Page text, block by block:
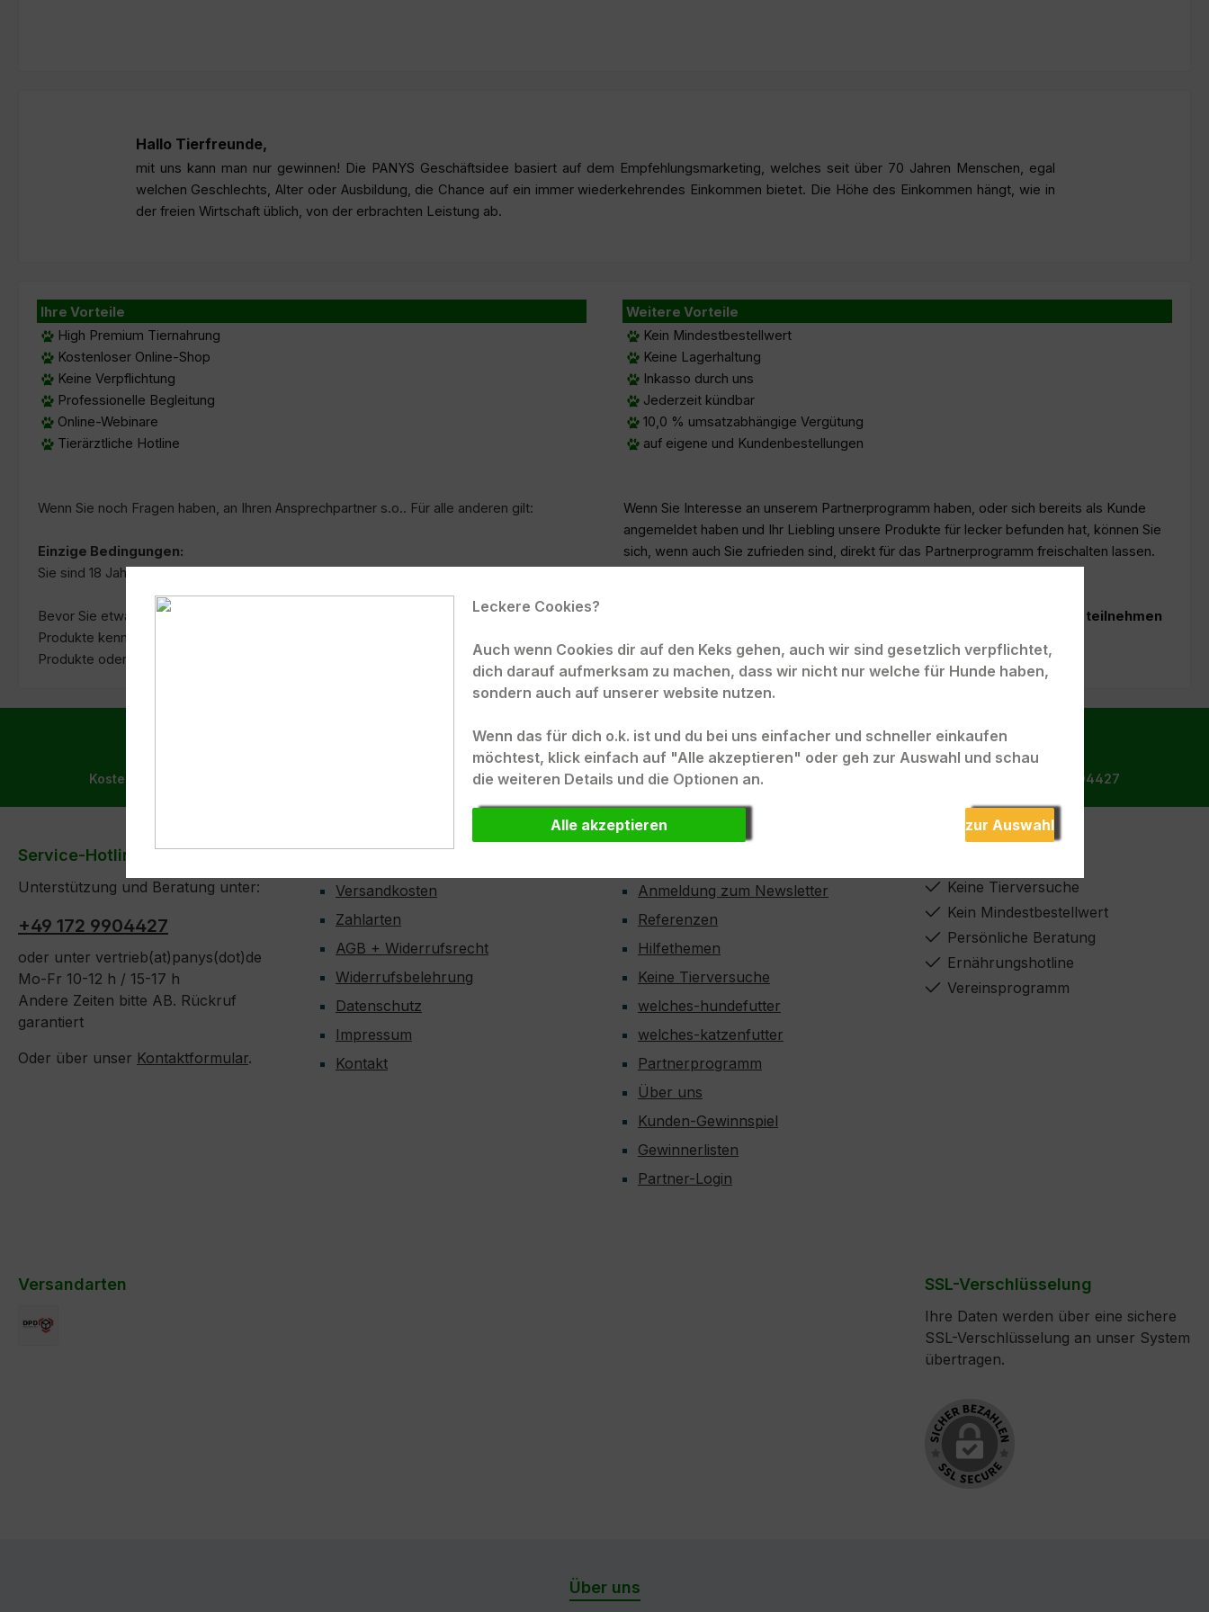
Hallo Tierfreunde,
mit uns kann man nur gewinnen! Die PANYS Geschäftsidee basiert auf dem Empfehlungsmarketing, welches seit über 70 Jahren Menschen, egal
welchen Geschlechts, Alter oder Ausbildung, die Chance auf ein immer wiederkehrendes Einkommen bietet. Die Höhe des Einkommen hängt, wie in
der freien Wirtschaft üblich, von der erbrachten Leistung ab.
Ihre Vorteile
High Premium Tiernahrung
Kostenloser Online-Shop
Keine Verpflichtung
Professionelle Begleitung
Online-Webinare
Tierärztliche Hotline
Wenn Sie noch Fragen haben, an Ihren Ansprechpartner s.o.. Für alle anderen gilt:
Einzige Bedingungen:
Sie sind 18 Jahre alt und tierlieb.
Bevor Sie etwas empfehlen wollen und auch können, sollten Sie zuerst einmal ein paar
Produkte kennenlernen. Nur wenn Sie und Ihr Tier begeistert sind, können Sie die PANYS
Produkte oder auch den Vertriebsweg mit gutem Gewissen empfehlen.
Weitere Vorteile
Kein Mindestbestellwert
Keine Lagerhaltung
Inkasso durch uns
Jederzeit kündbar
10,0 % umsatzabhängige Vergütung
auf eigene und Kundenbestellungen
Wenn Sie Interesse an unserem Partnerprogramm haben, oder sich bereits als Kunde
angemeldet haben und Ihr Liebling unsere Produkte für lecker befunden hat, können Sie
sich, wenn auch Sie zufrieden sind, direkt für das Partnerprogramm freischalten lassen.
Falls Sie noch Fragen zum Ablauf haben, oder am Partnerprogramm teilnehmen
Kostenloser Versand ab 99,- € in DE, AT und BENELUX. Kunden-Login Tel.: +49 172 9904427
Service-Hotline
Unterstützung und Beratung unter:
+49 172 9904427
oder unter vertrieb(at)panys(dot)de
Mo-Fr 10-12 h / 15-17 h
Andere Zeiten bitte AB. Rückruf
garantiert
Oder über unser Kontaktformular.
Informationen
Versandkosten
Zahlarten
AGB + Widerrufsrecht
Widerrufsbelehrung
Datenschutz
Impressum
Kontakt
Anmeldung zum Newsletter
Referenzen
Hilfethemen
Keine Tierversuche
welches-hundefutter
welches-katzenfutter
Partnerprogramm
Über uns
Kunden-Gewinnspiel
Gewinnerlisten
Partner-Login
Keine Tierversuche
Kein Mindestbestellwert
Persönliche Beratung
Ernährungshotline
Vereinsprogramm
Versandarten SSL-Verschlüsselung
Ihre Daten werden über eine sichere
SSL-Verschlüsselung an unser System
übertragen.
Über uns
Leckere Cookies?
Auch wenn Cookies dir auf den Keks gehen, auch wir sind gesetzlich verpflichtet,
dich darauf aufmerksam zu machen, dass wir nicht nur welche für Hunde haben,
sondern auch auf unserer website nutzen.
Wenn das für dich o.k. ist und du bei uns einfacher und schneller einkaufen
möchtest, klick einfach auf "Alle akzeptieren" oder geh zur Auswahl und schau
die weiteren Details und die Optionen an.
Alle akzeptieren zur Auswahl